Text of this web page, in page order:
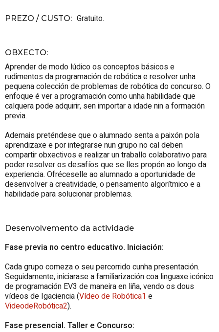
PREZO / CUSTO: Gratuito.
OBXECTO:
Aprender de modo lúdico os conceptos básicos e
rudimentos da programación de robótica e resolver unha
pequena colección de problemas de robótica do concurso. O
enfoque é ver a programación como unha habilidade que
calquera pode adquirir, sen importar a idade nin a formación
previa.
Ademais preténdese que o alumnado senta a paixón pola
aprendizaxe e por integrarse nun grupo no cal deben
compartir obxectivos e realizar un traballo colaborativo para
poder resolver os desafíos que se lles propón ao longo da
experiencia. Ofréceselle ao alumnado a oportunidade de
desenvolver a creatividade, o pensamento algorítmico e a
habilidade para solucionar problemas.
Desenvolvemento da actividade
Fase previa no centro educativo. Iniciación:
Cada grupo comeza o seu percorrido cunha presentación.
Seguidamente, iniciarase a familiarización coa linguaxe icónico
de programación EV3 de maneira en liña, vendo os dous
vídeos de Igaciencia (Vídeo de Robótica1 e
VideodeRobótica2).
Fase presencial. Taller e Concurso: